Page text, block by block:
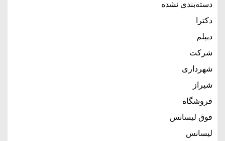
دسته‌بندی نشده
دکترا
دیپلم
شرکت
شهرداری
شیراز
فروشگاه
فوق لیسانس
لیسانس